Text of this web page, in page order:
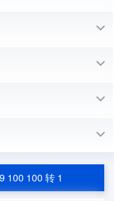
100 100 转 1